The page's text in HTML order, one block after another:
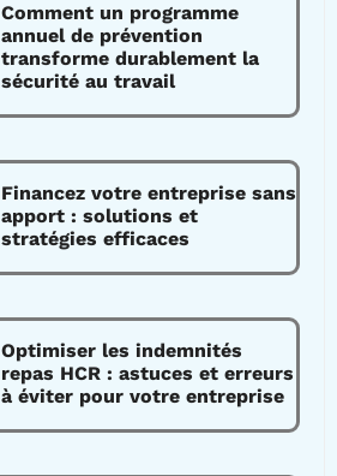
Comment un programme
annuel de prévention
transforme durablement la
sécurité au travail
Financez votre entreprise sans
apport : solutions et
stratégies efficaces
Optimiser les indemnités
repas HCR : astuces et erreurs
à éviter pour votre entreprise